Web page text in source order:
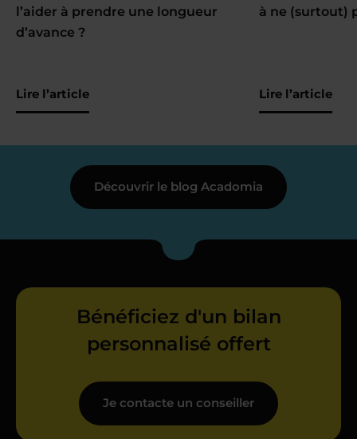
l’aider à prendre une longueur
d’avance ?
Lire l’article
à ne (surtout)
Lire l’article
Découvrir le blog Acadomia
Bénéficiez d'un bilan
personnalisé offert
Je contacte un conseiller